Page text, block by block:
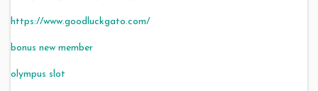
https://www.goodluckgato.com/
bonus new member
olympus slot